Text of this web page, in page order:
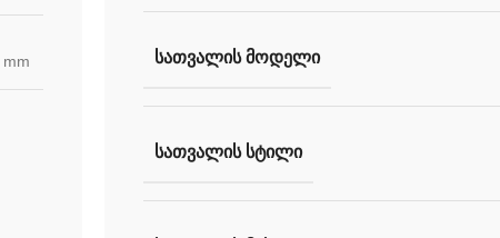
mm ᲡᲐᲗᲕᲐᲚᲘᲡ ᲛᲝᲓᲔᲚᲘ
ᲡᲐᲗᲕᲐᲚᲘᲡ ᲡᲢᲘᲚᲘ